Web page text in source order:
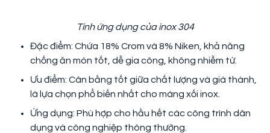
Tính ứng dụng của inox 304
Đặc điểm: Chứa 18% Crom và 8% Niken, khả năng
chống ăn mòn tốt, dễ gia công, không nhiễm từ.
Ưu điểm: Cân bằng tốt giữa chất lượng và giá thành,
là lựa chọn phổ biến nhất cho máng xối inox.
Ứng dụng: Phù hợp cho hầu hết các công trình dân
dụng và công nghiệp thông thường.